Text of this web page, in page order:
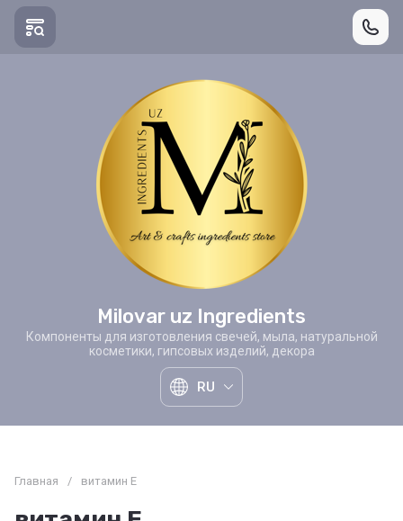
Milovar uz Ingredients
Компоненты для изготовления свечей, мыла, натуральной
косметики, гипсовых изделий, декора
RU
Главная / витамин Е